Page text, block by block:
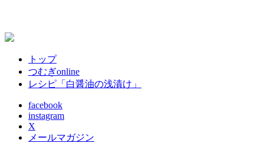
トップ
つむぎonline
レシピ「白醤油の浅漬け」
facebook
instagram
X
メールマガジン